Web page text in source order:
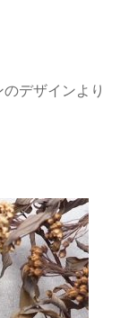
デザインより